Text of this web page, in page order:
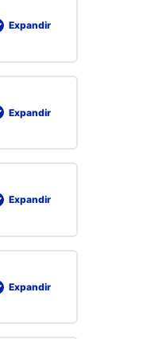
Expandir
Expandir
Expandir
Expandir